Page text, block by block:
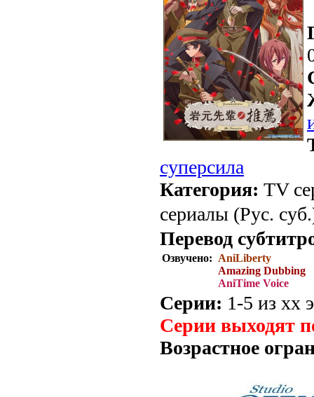
суперсила
Категория: TV
сериалы (Рус.
Перевод
Озвучено: AniLiberty
Amazing Dubbing
AniTime Voice
Серии: 1-5 из хх
Серии выходят
Возрастное